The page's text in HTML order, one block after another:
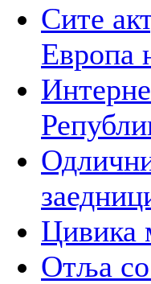
Сите
Европа
Цивика
Отља со